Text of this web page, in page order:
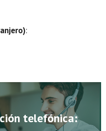
:
telefónica: